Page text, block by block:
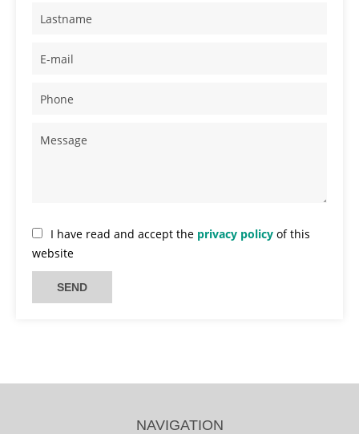
I have read and accept the privacy policy of this
website
SEND
NAVIGATION